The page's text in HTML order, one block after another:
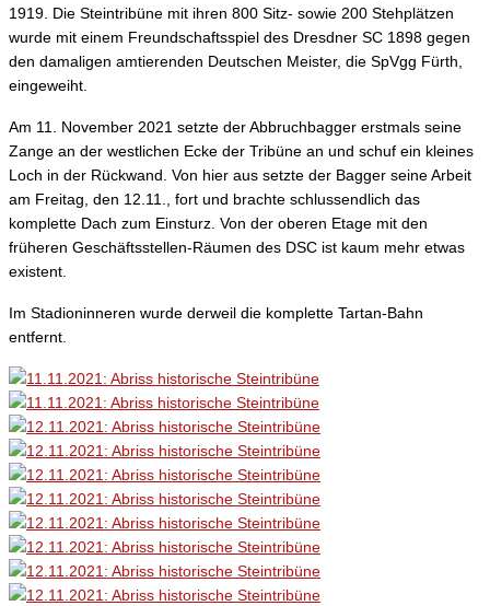
1919. Die Steintribüne mit ihren 800 Sitz- sowie 200 Stehplätzen
wurde mit einem Freundschaftsspiel des Dresdner SC 1898 gegen
den damaligen amtierenden Deutschen Meister, die SpVgg Fürth,
eingeweiht.
Am 11. November 2021 setzte der Abbruchbagger erstmals seine
Zange an der westlichen Ecke der Tribüne an und schuf ein kleines
Loch in der Rückwand. Von hier aus setzte der Bagger seine Arbeit
am Freitag, den 12.11., fort und brachte schlussendlich das
komplette Dach zum Einsturz. Von der oberen Etage mit den
früheren Geschäftsstellen-Räumen des DSC ist kaum mehr etwas
existent.
Im Stadioninneren wurde derweil die komplette Tartan-Bahn
entfernt.